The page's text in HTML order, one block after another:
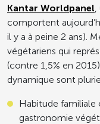
Kantar Worldpanel,
comportent
il y a à peine 2 ans).
végétariens qui
(contre 1,5% en
dynamique sont
Habitude familiale
gastronomie